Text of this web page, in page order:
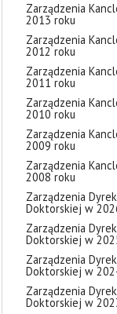
Zarządzenia
2013 roku
Zarządzenia
2012 roku
Zarządzenia
2011 roku
Zarządzenia
2010 roku
Zarządzenia
2009 roku
Zarządzenia
2008 roku
Zarządzenia
Doktorskiej w
Zarządzenia
Doktorskiej w
Zarządzenia
Doktorskiej w
Zarządzenia
Doktorskiej w